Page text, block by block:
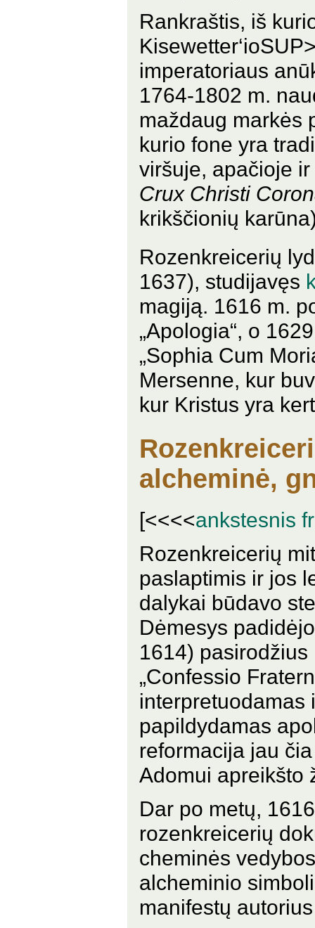
Rankraštis, iš
imperatoriaus
1764-1802 m.
maždaug markės
kurio fone yra
viršuje, apačioje ir
Crux Christi
krikščionių
Rozenkreicerių
1637), studijavęs
magiją. 1616 m.
„Apologia“, o
„Sophia Cum
Mersenne, kur
kur Kristus yra
alcheminė,
[<<<<ankstesnis
Rozenkreicerių
paslaptimis ir jos
dalykai būdavo
Dėmesys
1614)
„Confessio
interpretuodamas
papildydamas
reformacija jau
Adomui apreikšto
Dar po metų,
rozenkreicerių
cheminės
alcheminio
manifestų